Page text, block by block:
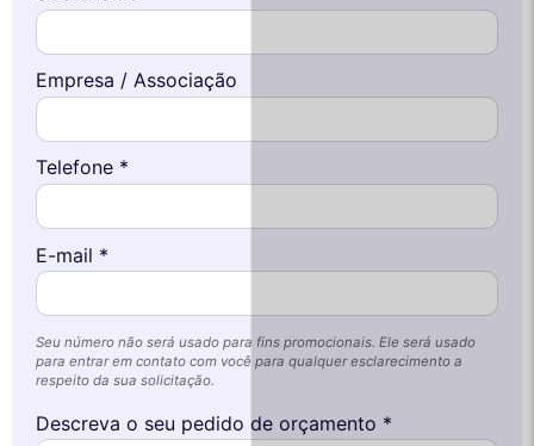
Empresa / Associação
Telefone *
E-mail *
Seu número não será usado para fins promocionais. Ele será usado
para entrar em contato com você para qualquer esclarecimento a
respeito da sua solicitação.
Descreva o seu pedido de orçamento *